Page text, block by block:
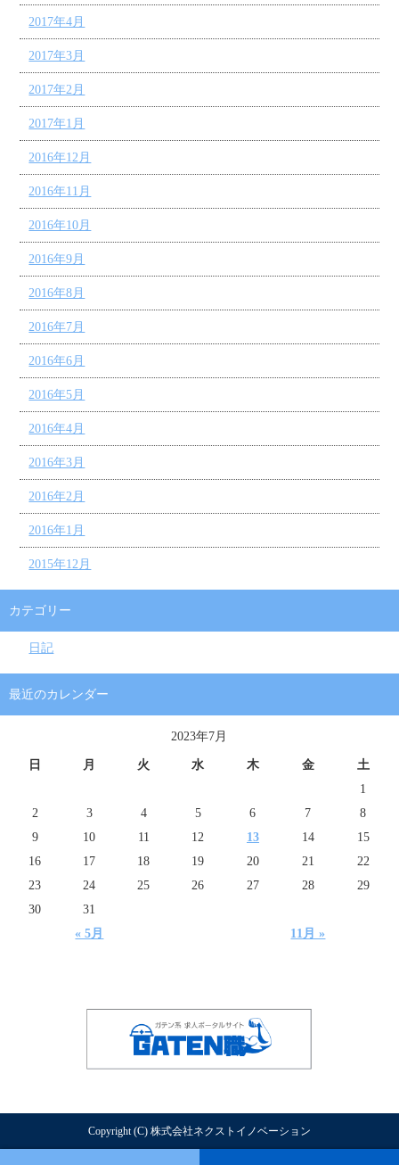
2017年4月
2017年3月
2017年2月
2017年1月
2016年12月
2016年11月
2016年10月
2016年9月
2016年8月
2016年7月
2016年6月
2016年5月
2016年4月
2016年3月
2016年2月
2016年1月
2015年12月
カテゴリー
日記
最近のカレンダー
2023年7月
日 月 火 水 木 金 土
« 5月 11月 »
1
2
3 4 5 6 7
8
9
10 11 12 13 14
15
16
17 18 19 20 21
22
23
24 25 26 27 28
29
30
31
Copyright (C) 株式会社ネクストイノベーション